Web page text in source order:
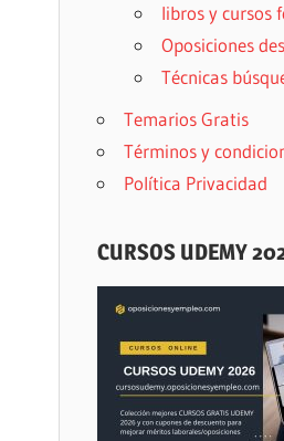
libros y cursos
Oposiciones
Técnicas
Temarios Gratis
Términos y
Política Privacidad
CURSOS UDEMY